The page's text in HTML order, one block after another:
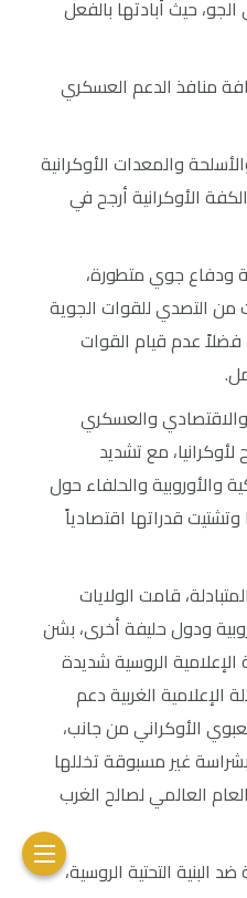
حيث أبادتها بالفعل
منافذ الدعم العسكري
والمعدات الأوكرانية
الأوكرانية أرجح في
ودفاع جوي متطورة،
من التصدي للقوات الجوية
فضلاً عدم قيام القوات
والاقتصادي والعسكري
مع تشديد
والأوروبية والحلفاء حول
قدراتها اقتصادياً
قامت الولايات
ودول حليفة أخرى، بشن
الروسية شديدة
الإعلامية الغربية دعم
الأوكراني من جانب،
غير مسبوقة تخللها
العالمي لصالح الغرب
البنية التحتية الروسية،